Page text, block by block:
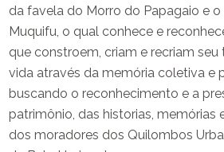
da favela do Morro do Papagaio e
Muquifu, o qual conhece e
que constroem, criam e recriam seu
vida através da memória coletiva e
buscando o reconhecimento e a
patrimônio, das historias, memórias
dos moradores dos Quilombos